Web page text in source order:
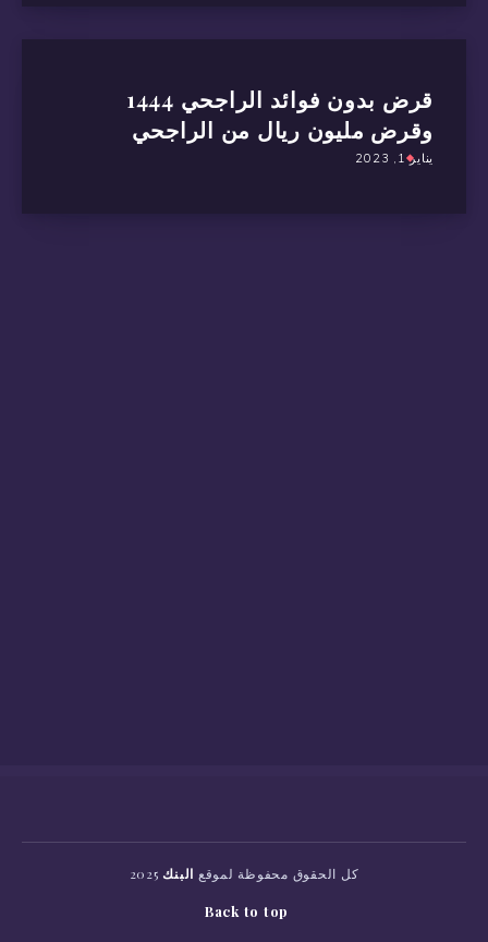
قرض بدون فوائد الراجحي 1444
وقرض مليون ريال من الراجحي
يناير 1, 2023
كل الحقوق محفوظة لموقع البنك
Back to top